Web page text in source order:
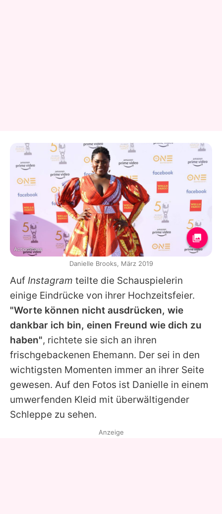
Auf Instagram teilte die Schauspielerin
einige Eindrücke von ihrer Hochzeitsfeier.
"Worte können nicht ausdrücken, wie
dankbar ich bin, einen Freund wie dich zu
haben", richtete sie sich an ihren
frischgebackenen Ehemann. Der sei in den
wichtigsten Momenten immer an ihrer Seite
gewesen. Auf den Fotos ist Danielle in einem
umwerfenden Kleid mit überwältigender
Schleppe zu sehen.
ActionPress
Danielle Brooks, März 2019
Anzeige